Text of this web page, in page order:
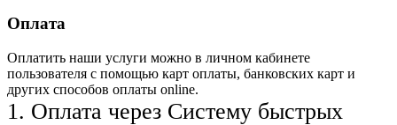
Оплата
Оплатить наши услуги можно в личном кабинете
пользователя с помощью карт оплаты, банковских карт и
других способов оплаты online.
1. Оплата через Систему быстрых